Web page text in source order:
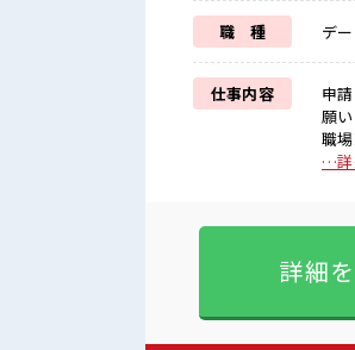
職 種 デ
仕事内容
申
願い
職
よ
す！
す
室
…詳
詳細